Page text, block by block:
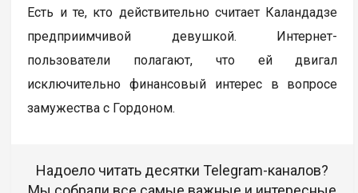
Есть и те, кто действительно считает Каландадзе
предприимчивой девушкой. Интернет-
пользователи полагают, что ей двигал
исключительно финансовый интерес в вопросе
замужества с Гордоном.
Надоело читать десятки Telegram-каналов?